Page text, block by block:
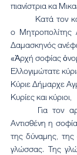
πιανίστρια κα
ο Μητροπολίτης
Δαμασκηνός
«Ἀρχή σοφίας
Ελλογιμώτατε
Κύριε Δήμαρχε
Κυρίες και κύριοι,
Αντισθένη η
της δύναμης, της
γλώσσας. Της